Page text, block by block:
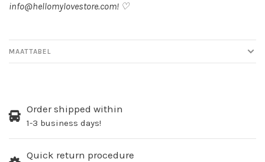
info@hellomylovestore.com! ♡
MAATTABEL
Order shipped within
1-3 business days!
Quick return procedure